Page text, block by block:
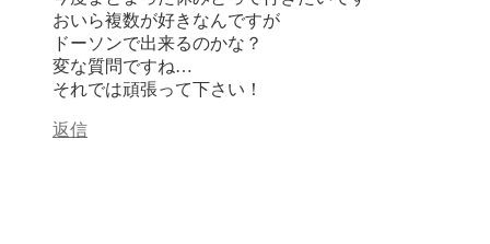
おいら複数が好きなんですが
ドーソンで出来るのかな？
変な質問ですね…
それでは頑張って下さい！
返信